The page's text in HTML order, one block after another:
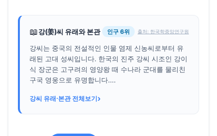
📖강(姜)씨 유래와 본관 인구 6위 출처: 한국학중앙연구원
강씨는 중국의 전설적인 인물 염제 신농씨로부터 유
래된 고대 성씨입니다. 한국의 진주 강씨 시조인 강이
식 장군은 고구려의 영양왕 때 수나라 군대를 물리친
구국 영웅으로 유명합니다....
강씨 유래·본관 전체보기›